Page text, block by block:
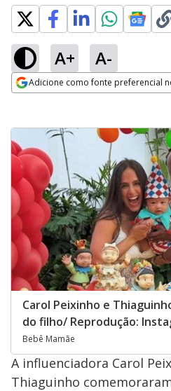
A+ A-
Adicione como fonte preferencial
Carol Peixinho e
do filho/ Reprodução:
Bebê Mamãe
A influenciadora Carol
Thiaguinho